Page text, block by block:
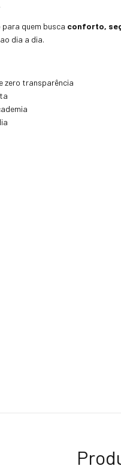
para quem busca conforto,
dia a dia.
zero transparência